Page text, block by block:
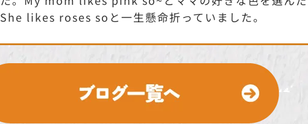
She likes roses soと一生懸命折っていました。